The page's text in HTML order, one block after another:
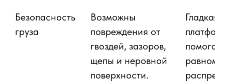
Безопасность
груза
Возможны
повреждения от
гвоздей, зазоров,
щепы и неровной
поверхности.
Гладкая